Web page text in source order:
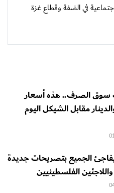
في الضفة وقطاع غزة
سوق الصرف.. هذه أسعار
مقابل الشيكل اليوم
الجميع بتصريحات جديدة
الفلسطينيين